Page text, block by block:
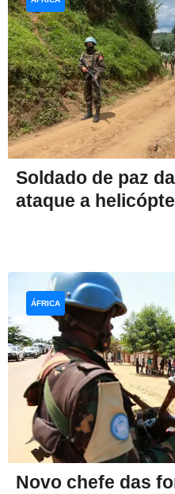
Soldado de paz
ataque a
Novo chefe das
ÁFRICA